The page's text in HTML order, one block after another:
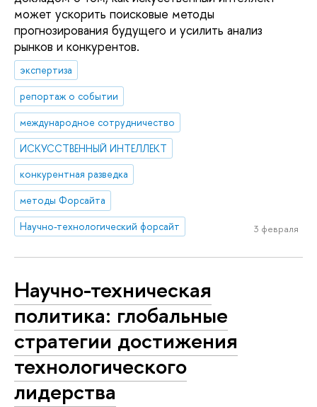
может ускорить поисковые методы
прогнозирования будущего и усилить анализ
рынков и конкурентов.
экспертиза
репортаж о событии
международное сотрудничество
ИСКУССТВЕННЫЙ ИНТЕЛЛЕКТ
конкурентная разведка
методы Форсайта
Научно-технологический форсайт
3 февраля
Научно-техническая
политика: глобальные
стратегии достижения
технологического
лидерства